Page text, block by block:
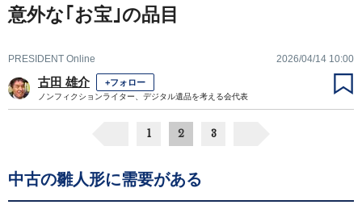
意外な｢お宝｣の品目
PRESIDENT Online 2026/04/14 10:00
古田 雄介 +フォロー
ノンフィクションライター、デジタル遺品を考える会代表
1 2 3
中古の雛人形に需要がある